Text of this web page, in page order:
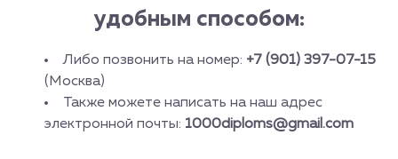
удобным способом:
Либо позвонить на номер: +7 (901) 397-07-15
(Москва)
Также можете написать на наш адрес
электронной почты: 1000diploms@gmail.com